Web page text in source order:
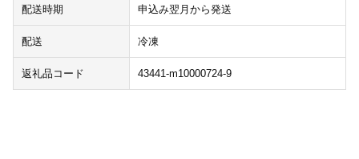
配送時期 申込み翌月から発送
配送 冷凍
返礼品コード 43441-m10000724-9